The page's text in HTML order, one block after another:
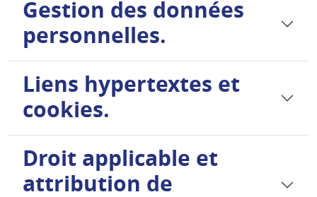
Gestion des données
personnelles.
Liens hypertextes et
cookies.
Droit applicable et
attribution de